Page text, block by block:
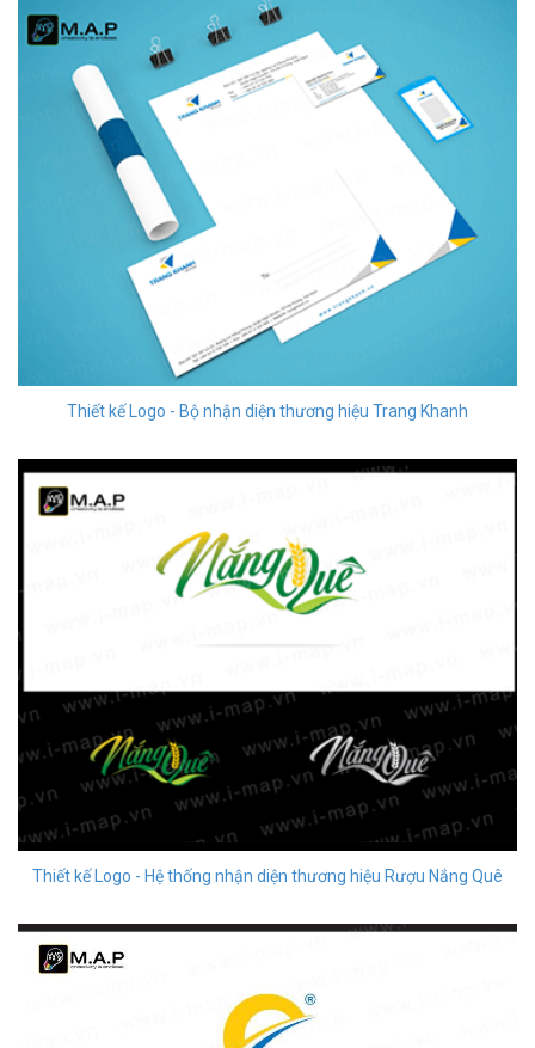
Thiết kế Logo - Bộ nhận diện thương hiệu Trang Khanh
Thiết kế Logo - Hệ thống nhận diện thương hiệu Rượu Nắng Quê